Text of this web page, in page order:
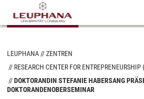
LEUPHANA
ZENTREN
RESEARCH CENTER FOR ENTREPRENEURSHIP
DOKTORANDIN STEFANIE HABERSANG
DOKTORANDENOBERSEMINAR